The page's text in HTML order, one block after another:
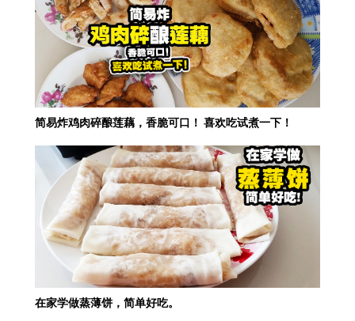
简易炸鸡肉碎酿莲藕，香脆可口！ 喜欢吃试煮一下！
在家学做蒸薄饼，简单好吃。